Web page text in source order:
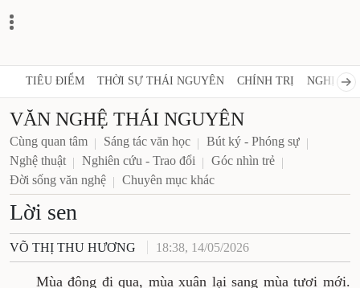
TIÊU ĐIỂM THỜI SỰ THÁI NGUYÊN CHÍNH TRỊ NGHỊ
VĂN NGHỆ THÁI NGUYÊN
Cùng quan tâm Sáng tác văn học
Bút ký - Phóng sự
Nghệ thuật
Nghiên cứu - Trao đổi
Góc nhìn trẻ
Đời sống văn nghệ
Chuyên mục khác
Lời sen
VÕ THỊ THU HƯƠNG 18:38, 14/05/2026
Mùa đông đi qua, mùa xuân lại sang mùa tươi mới.